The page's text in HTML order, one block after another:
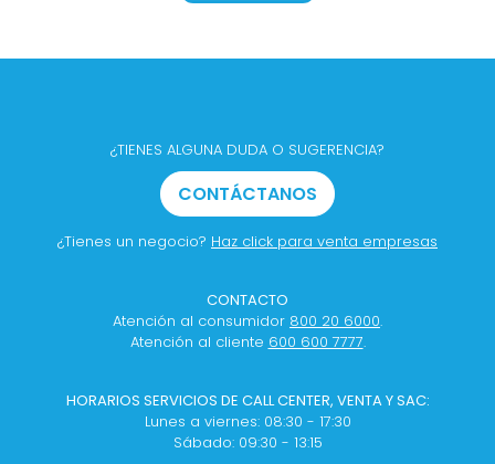
¿TIENES ALGUNA DUDA O SUGERENCIA?
CONTÁCTANOS
¿Tienes un negocio? Haz click para venta empresas
CONTACTO
Atención al consumidor 800 20 6000.
Atención al cliente 600 600 7777.
HORARIOS SERVICIOS DE CALL CENTER, VENTA Y SAC:
Lunes a viernes: 08:30 - 17:30
Sábado: 09:30 - 13:15